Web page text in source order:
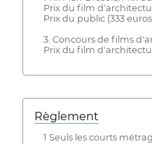
Prix du film
Prix du public (333
3. Concours de films
Prix du film
Règlement
1 Seuls les courts